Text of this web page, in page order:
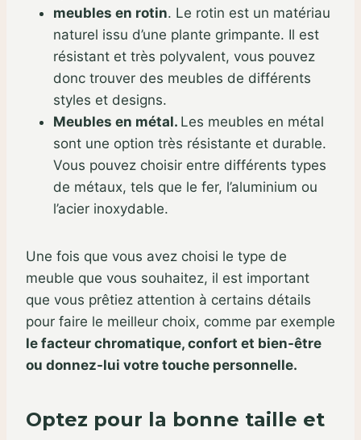
meubles en rotin. Le rotin est un matériau
naturel issu d’une plante grimpante. Il est
résistant et très polyvalent, vous pouvez
donc trouver des meubles de différents
styles et designs.
Meubles en métal. Les meubles en métal
sont une option très résistante et durable.
Vous pouvez choisir entre différents types
de métaux, tels que le fer, l’aluminium ou
l’acier inoxydable.
Une fois que vous avez choisi le type de
meuble que vous souhaitez, il est important
que vous prêtiez attention à certains détails
pour faire le meilleur choix, comme par exemple
le facteur chromatique, confort et bien-être
ou donnez-lui votre touche personnelle.
Optez pour la bonne taille et